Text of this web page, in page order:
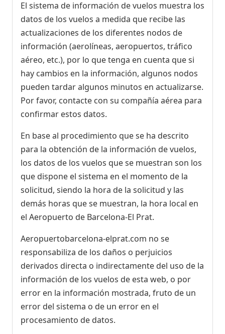
El sistema de información de vuelos muestra los
datos de los vuelos a medida que recibe las
actualizaciones de los diferentes nodos de
información (aerolíneas, aeropuertos, tráfico
aéreo, etc.), por lo que tenga en cuenta que si
hay cambios en la información, algunos nodos
pueden tardar algunos minutos en actualizarse.
Por favor, contacte con su compañía aérea para
confirmar estos datos.
En base al procedimiento que se ha descrito
para la obtención de la información de vuelos,
los datos de los vuelos que se muestran son los
que dispone el sistema en el momento de la
solicitud, siendo la hora de la solicitud y las
demás horas que se muestran, la hora local en
el Aeropuerto de Barcelona-El Prat.
Aeropuertobarcelona-elprat.com no se
responsabiliza de los daños o perjuicios
derivados directa o indirectamente del uso de la
información de los vuelos de esta web, o por
error en la información mostrada, fruto de un
error del sistema o de un error en el
procesamiento de datos.